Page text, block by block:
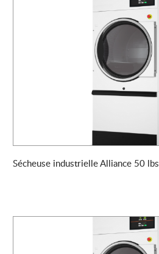
Sécheuse industrielle Alliance 50 lbs